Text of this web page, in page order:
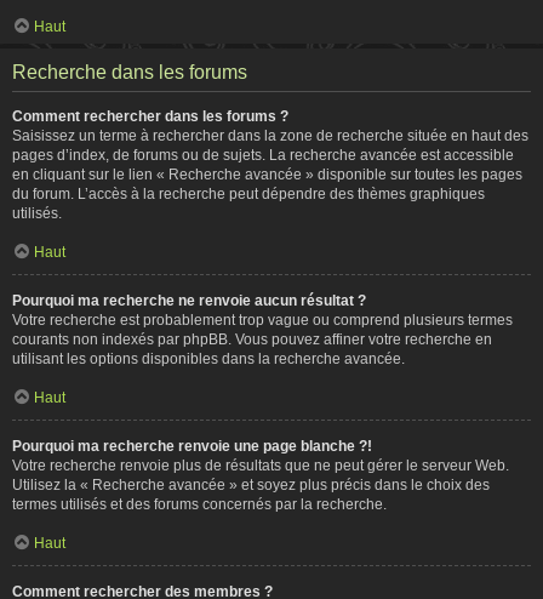
Haut
Recherche dans les forums
Comment rechercher dans les forums ?
Saisissez un terme à rechercher dans la zone de recherche située en haut des
pages d’index, de forums ou de sujets. La recherche avancée est accessible
en cliquant sur le lien « Recherche avancée » disponible sur toutes les pages
du forum. L’accès à la recherche peut dépendre des thèmes graphiques
utilisés.
Haut
Pourquoi ma recherche ne renvoie aucun résultat ?
Votre recherche est probablement trop vague ou comprend plusieurs termes
courants non indexés par phpBB. Vous pouvez affiner votre recherche en
utilisant les options disponibles dans la recherche avancée.
Haut
Pourquoi ma recherche renvoie une page blanche ?!
Votre recherche renvoie plus de résultats que ne peut gérer le serveur Web.
Utilisez la « Recherche avancée » et soyez plus précis dans le choix des
termes utilisés et des forums concernés par la recherche.
Haut
Comment rechercher des membres ?